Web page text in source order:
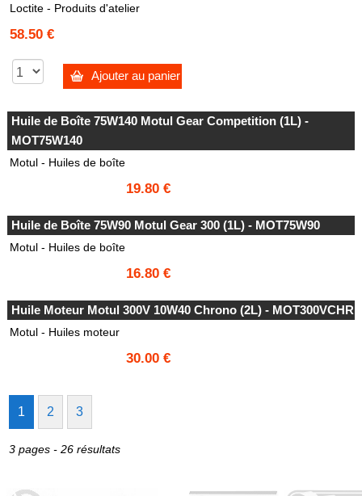
Loctite - Produits d'atelier
58.50 €
Ajouter au panier
Huile de Boîte 75W140 Motul Gear Competition (1L) -
MOT75W140
Motul - Huiles de boîte
19.80 €
Huile de Boîte 75W90 Motul Gear 300 (1L) - MOT75W90
Motul - Huiles de boîte
16.80 €
Huile Moteur Motul 300V 10W40 Chrono (2L) - MOT300VCHR
Motul - Huiles moteur
30.00 €
1 2 3
3 pages - 26 résultats